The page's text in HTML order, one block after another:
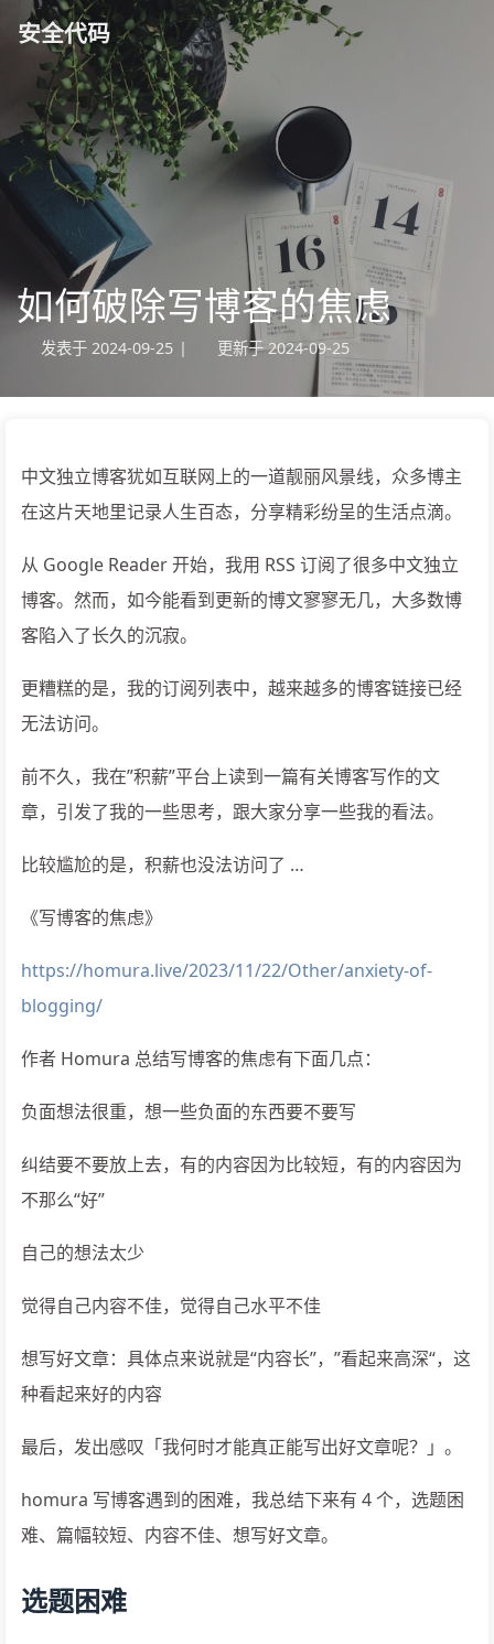
安全代码
如何破除写博客的焦虑
发表于 2024-09-25 | 更新于 2024-09-25
中文独立博客犹如互联网上的一道靓丽风景线，众多博主
在这片天地里记录人生百态，分享精彩纷呈的生活点滴。
从 Google Reader 开始，我用 RSS 订阅了很多中文独立
博客。然而，如今能看到更新的博文寥寥无几，大多数博
客陷入了长久的沉寂。
更糟糕的是，我的订阅列表中，越来越多的博客链接已经
无法访问。
前不久，我在”积薪”平台上读到一篇有关博客写作的文
章，引发了我的一些思考，跟大家分享一些我的看法。
比较尴尬的是，积薪也没法访问了 …
《写博客的焦虑》
https://homura.live/2023/11/22/Other/anxiety-of-
blogging/
作者 Homura 总结写博客的焦虑有下面几点：
负面想法很重，想一些负面的东西要不要写
纠结要不要放上去，有的内容因为比较短，有的内容因为
不那么“好”
自己的想法太少
觉得自己内容不佳，觉得自己水平不佳
想写好文章：具体点来说就是“内容长”，”看起来高深“，这
种看起来好的内容
最后，发出感叹「我何时才能真正能写出好文章呢？」。
homura 写博客遇到的困难，我总结下来有 4 个，选题困
难、篇幅较短、内容不佳、想写好文章。
选题困难